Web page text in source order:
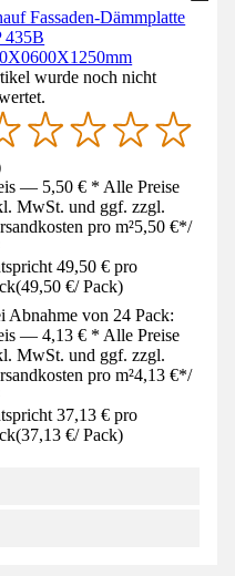
Fassaden-Dämmplatte
435B
wurde noch nicht
— 5,50 € * Alle Preise
MwSt. und ggf. zzgl.
pro m²5,50 €*/
49,50 € pro
(49,50 €/ Pack)
Abnahme von 24 Pack:
— 4,13 € * Alle Preise
MwSt. und ggf. zzgl.
pro m²4,13 €*/
37,13 € pro
(37,13 €/ Pack)